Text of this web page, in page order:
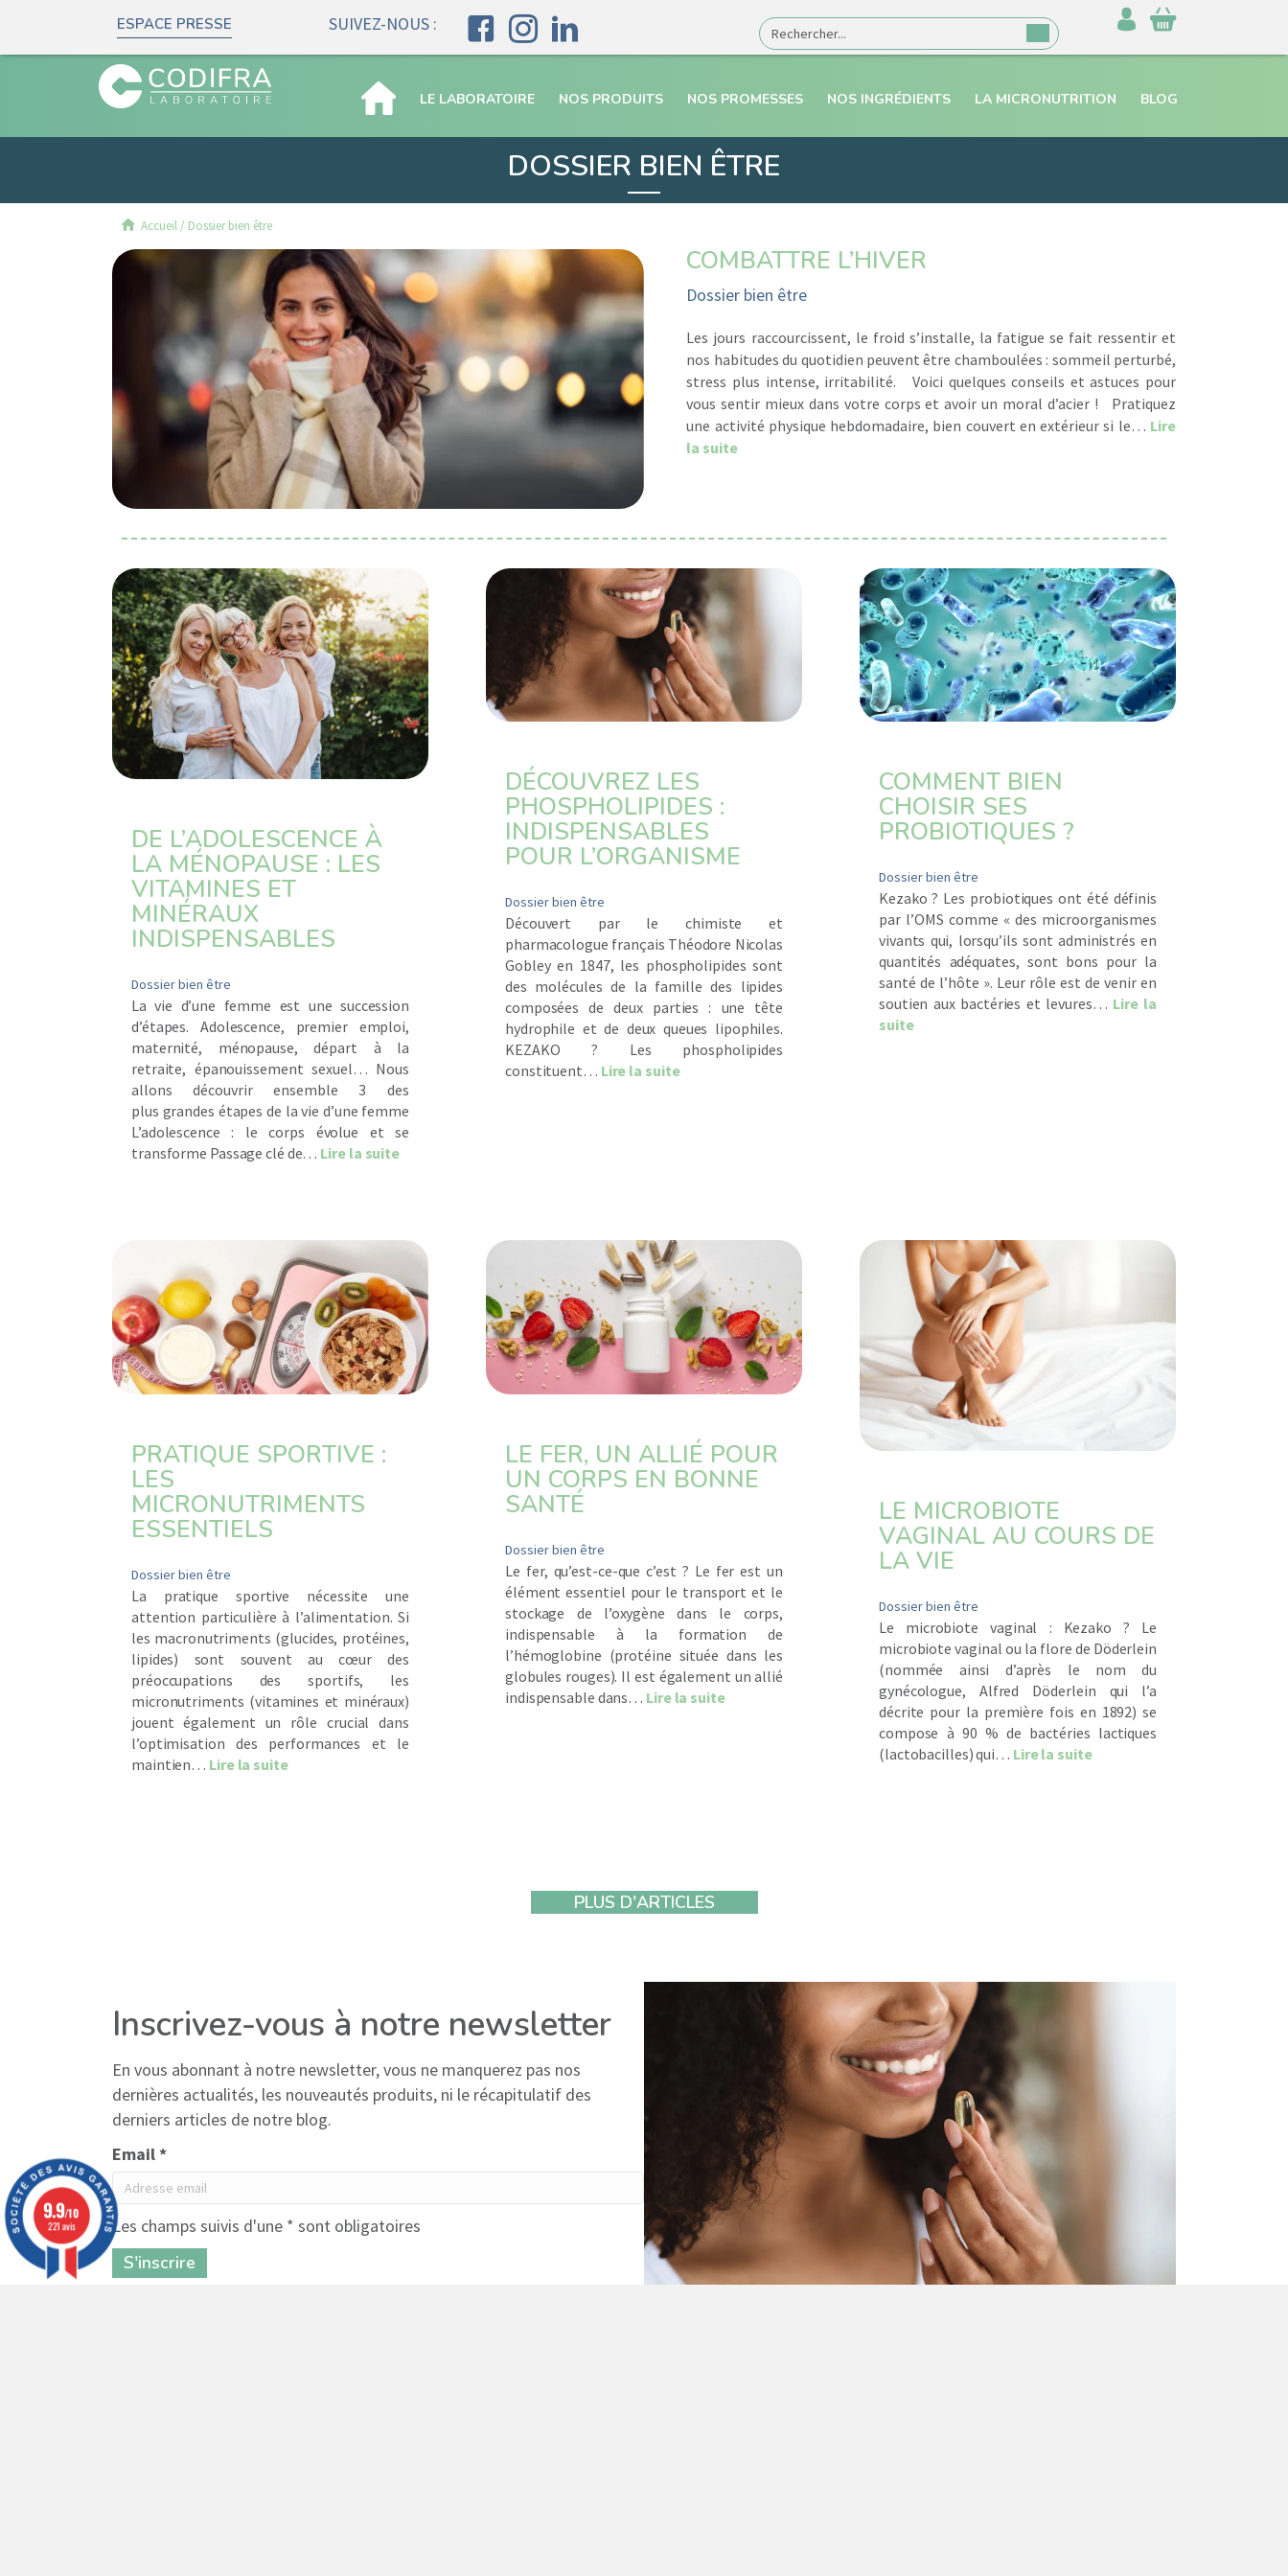
ESPACE PRESSE SUIVEZ-NOUS :
LE LABORATOIRE NOS PRODUITS NOS PROMESSES NOS INGRÉDIENTS LA MICRONUTRITION BLOG
DOSSIER BIEN ÊTRE
Accueil/ Dossier bien être
COMBATTRE L’HIVER
Dossier bien être
Les jours raccourcissent, le froid s’installe, la fatigue se fait ressentir et
nos habitudes du quotidien peuvent être chamboulées : sommeil perturbé,
stress plus intense, irritabilité. Voici quelques conseils et astuces pour
vous sentir mieux dans votre corps et avoir un moral d’acier ! Pratiquez
une activité physique hebdomadaire, bien couvert en extérieur si le… Lire
la suiteabout Combattre l’hiver
DE L’ADOLESCENCE À
LA MÉNOPAUSE : LES
VITAMINES ET
MINÉRAUX
INDISPENSABLES
Dossier bien être
La vie d’une femme est une succession
d’étapes. Adolescence, premier emploi,
maternité, ménopause, départ à la
retraite, épanouissement sexuel… Nous
allons découvrir ensemble 3 des
plus grandes étapes de la vie d’une femme
L’adolescence : le corps évolue et se
transforme Passage clé de… Lire la suiteabout De l’adolescence à la ménopause : les vitamines et minéraux indispensables
DÉCOUVREZ LES
PHOSPHOLIPIDES :
INDISPENSABLES
POUR L’ORGANISME
Dossier bien être
Découvert par le chimiste et
pharmacologue français Théodore Nicolas
Gobley en 1847, les phospholipides sont
des molécules de la famille des lipides
composées de deux parties : une tête
hydrophile et de deux queues lipophiles.
KEZAKO ? Les phospholipides
constituent… Lire la suiteabout Découvrez les phospholipides : indispensables pour l’organisme
COMMENT BIEN
CHOISIR SES
PROBIOTIQUES ?
Dossier bien être
Kezako ? Les probiotiques ont été définis
par l’OMS comme « des microorganismes
vivants qui, lorsqu’ils sont administrés en
quantités adéquates, sont bons pour la
santé de l’hôte ». Leur rôle est de venir en
soutien aux bactéries et levures… Lire la
suiteabout Comment bien choisir ses probiotiques ?
PRATIQUE SPORTIVE :
LES
MICRONUTRIMENTS
ESSENTIELS
Dossier bien être
La pratique sportive nécessite une
attention particulière à l’alimentation. Si
les macronutriments (glucides, protéines,
lipides) sont souvent au cœur des
préoccupations des sportifs, les
micronutriments (vitamines et minéraux)
jouent également un rôle crucial dans
l’optimisation des performances et le
maintien… Lire la suiteabout Pratique sportive : les micronutriments essentiels
LE FER, UN ALLIÉ POUR
UN CORPS EN BONNE
SANTÉ
Dossier bien être
Le fer, qu’est-ce-que c’est ? Le fer est un
élément essentiel pour le transport et le
stockage de l’oxygène dans le corps,
indispensable à la formation de
l’hémoglobine (protéine située dans les
globules rouges). Il est également un allié
indispensable dans… Lire la suiteabout LE FER, UN ALLIÉ POUR UN CORPS EN BONNE SANTÉ
LE MICROBIOTE
VAGINAL AU COURS DE
LA VIE
Dossier bien être
Le microbiote vaginal : Kezako ? Le
microbiote vaginal ou la flore de Döderlein
(nommée ainsi d’après le nom du
gynécologue, Alfred Döderlein qui l’a
décrite pour la première fois en 1892) se
compose à 90 % de bactéries lactiques
(lactobacilles) qui… Lire la suiteabout Le microbiote vaginal
PLUS D'ARTICLES
Inscrivez-vous à notre newsletter
En vous abonnant à notre newsletter, vous ne manquerez pas nos
dernières actualités, les nouveautés produits, ni le récapitulatif des
derniers articles de notre blog.
Email *
Les champs suivis d'une * sont obligatoires
9.9/10
221 avis